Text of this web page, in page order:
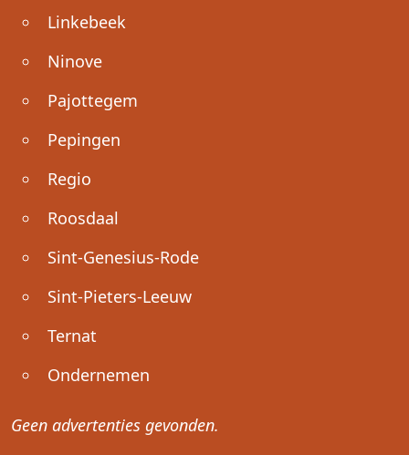
Linkebeek
Ninove
Pajottegem
Pepingen
Regio
Roosdaal
Sint-Genesius-Rode
Sint-Pieters-Leeuw
Ternat
Ondernemen
Geen advertenties gevonden.